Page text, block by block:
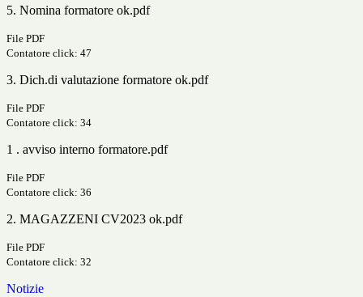
5. Nomina formatore ok.pdf
File PDF
Contatore click: 47
3. Dich.di valutazione formatore ok.pdf
File PDF
Contatore click: 34
1 . avviso interno formatore.pdf
File PDF
Contatore click: 36
2. MAGAZZENI CV2023 ok.pdf
File PDF
Contatore click: 32
Notizie